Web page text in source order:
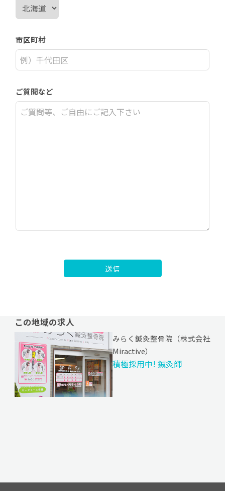
市区町村
ご質問など
送信
この地域の求人
みらく鍼灸整骨院（株式会社
Miractive）
積極採用中! 鍼灸師